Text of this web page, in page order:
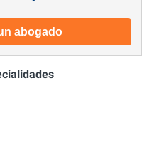
abogado